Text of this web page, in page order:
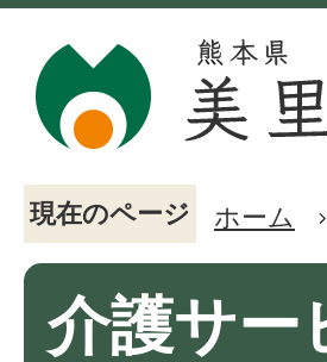
現在のページ ホーム
介護サー